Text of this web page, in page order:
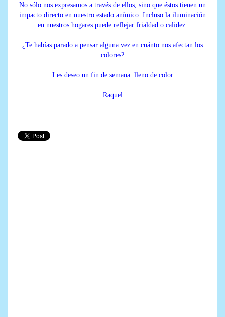
No sólo nos expresamos a través de ellos, sino que éstos tienen un
impacto directo en nuestro estado anímico. Incluso la iluminación
en nuestros hogares puede reflejar frialdad o calidez.
¿Te habías parado a pensar alguna vez en cuánto nos afectan los
colores?
Les deseo un fin de semana lleno de color
Raquel